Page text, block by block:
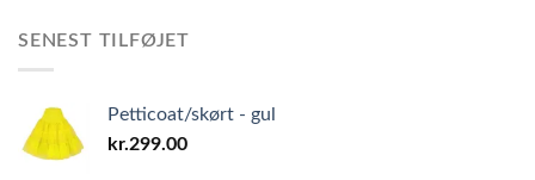
SENEST TILFØJET
Petticoat/skørt - gul
kr.299.00